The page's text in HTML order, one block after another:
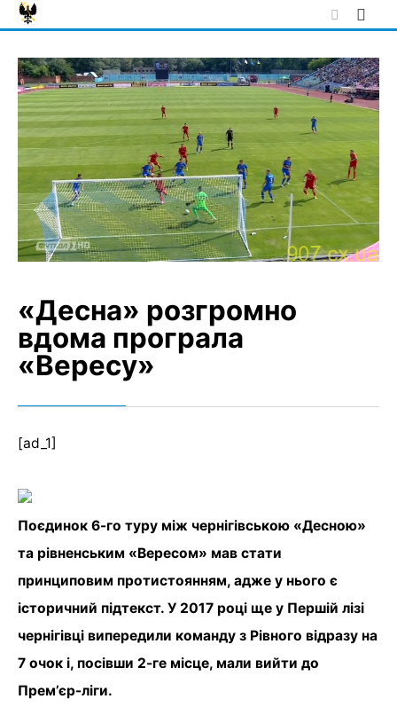
Skip
to
«Десна» розгромно
вдома програла
«Вересу»
[ad_1]
Поєдинок 6-го туру між чернігівською «Десною»
та рівненським «Вересом» мав стати
принциповим протистоянням, адже у нього є
історичний підтекст. У 2017 році ще у Першій лізі
чернігівці випередили команду з Рівного відразу на
7 очок і, посівши 2-ге місце, мали вийти до
Прем’єр-ліги.